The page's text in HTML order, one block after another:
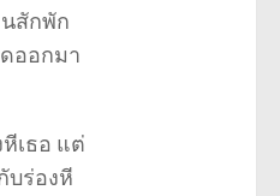
สักพัก
ออกมา
เธอ แต่
บร่องหี